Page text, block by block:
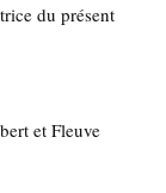
du pré­sent
et Fleuve